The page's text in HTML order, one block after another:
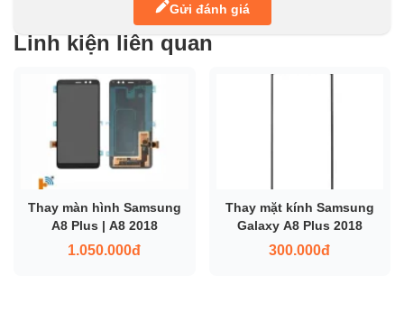
Gửi đánh giá
Linh kiện liên quan
Thay màn hình Samsung
A8 Plus | A8 2018
1.050.000đ
Thay mặt kính Samsung
Galaxy A8 Plus 2018
300.000đ